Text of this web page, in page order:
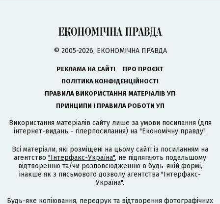
© 2005-2026, ЕКОНОМІЧНА ПРАВДА
РЕКЛАМА НА САЙТІ
ПРО ПРОЄКТ
ПОЛІТИКА КОНФІДЕНЦІЙНОСТІ
ПРАВИЛА ВИКОРИСТАННЯ МАТЕРІАЛІВ УП
ПРИНЦИПИ І ПРАВИЛА РОБОТИ УП
Використання матеріалів сайту лише за умови посилання (для
інтернет-видань - гіперпосилання) на "Економічну правду".
Всі матеріали, які розміщені на цьому сайті із посиланням на
агентство "Інтерфакс-Україна", не підлягають подальшому
відтворенню та/чи розповсюдженню в будь-якій формі,
інакше як з письмового дозволу агентства "Інтерфакс-
Україна".
Будь-яке копіювання, передрук та відтворення фотографічних